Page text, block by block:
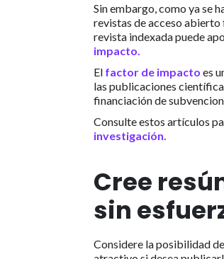
Sin embargo, como ya se
revistas de acceso abierto
revista indexada puede
impacto.
El factor de impacto es
las publicaciones
financiación de
Consulte estos artículos
investigación.
Cree
sin
Considere la posibilidad